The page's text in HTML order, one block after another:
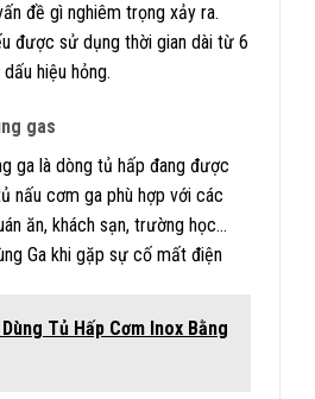
đề gì nghiêm trọng xảy ra.
được sử dụng thời gian dài từ 6
hiệu hỏng.
gas
ga là dòng tủ hấp đang được
nấu cơm ga phù hợp với các
ăn, khách sạn, trường học…
Ga khi gặp sự cố mất điện
Tủ Hấp Cơm Inox Bằng